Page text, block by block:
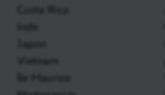
Costa Rica
Inde
Japon
Vietnam
Île Maurice